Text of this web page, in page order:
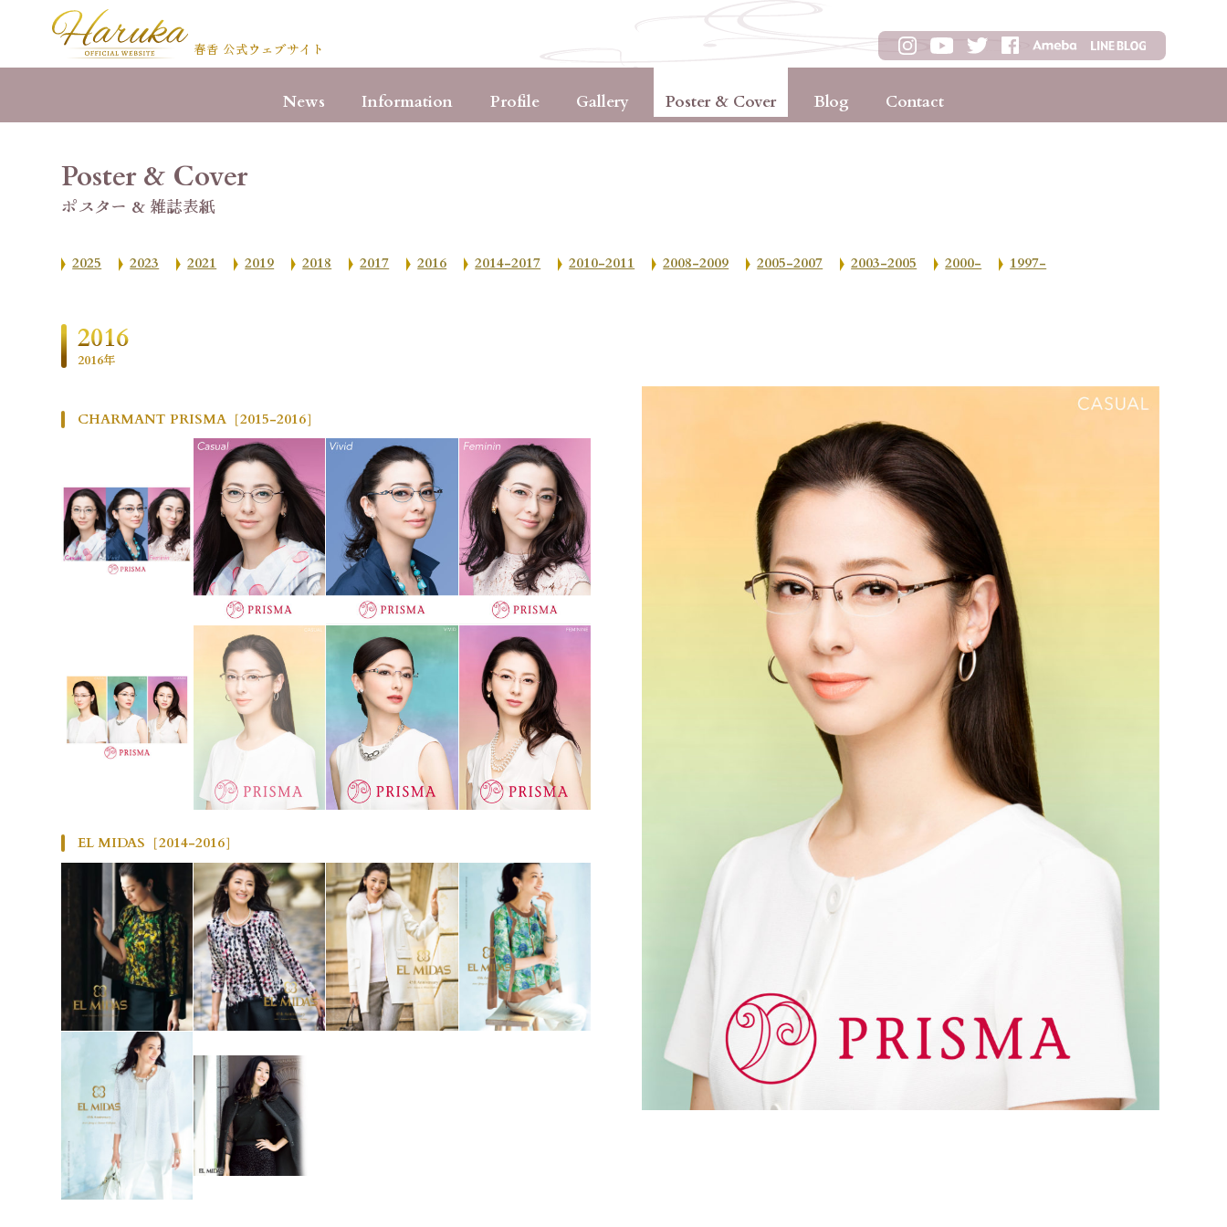
春香 公式ウェブサイト
News Information Profile Gallery Poster & Cover Blog Contact
Poster & Cover
ポスター & 雑誌表紙
2025 2023 2021 2019 2018 2017 2016 2014-2017 2010-2011 2008-2009 2005-2007 2003-2005 2000- 1997-
2016
2016年
CHARMANT PRISMA［2015-2016］
EL MIDAS［2014-2016］